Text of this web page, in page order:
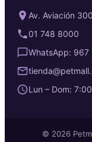
Av. Aviación
01 748 8000
WhatsApp: 967
Lun – Dom:
© 2026